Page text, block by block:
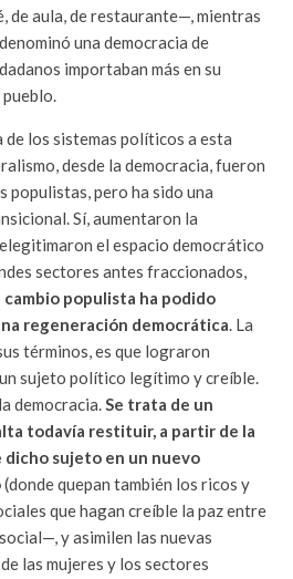
de aula, de restaurante—, mientras
una democracia de
importaban más en su
pueblo.
de los sistemas políticos a esta
desde la democracia, fueron
populistas, pero ha sido una
Sí, aumentaron la
el espacio democrático
sectores antes fraccionados,
populista ha podido
regeneración democrática. La
términos, es que lograron
sujeto político legítimo y creíble.
democracia.Se trata de un
todavía restituir, a partir de la
sujeto en un nuevo
(donde quepan también los ricos y
que hagan creíble la paz entre
y asimilen las nuevas
las mujeres y los sectores